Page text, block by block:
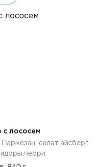
с лососем
салат айсберг,
черри